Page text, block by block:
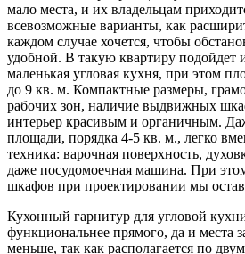
мало места, и их владельцам
всевозможные варианты, как
каждом случае хочется, чтобы
удобной. В такую квартиру подойдет
маленькая угловая кухня, при этом
до 9 кв. м. Компактные размеры,
рабочих зон, наличие выдвижных
интерьер красивым и органичным.
площади, порядка 4-5 кв. м., легко
техника: варочная поверхность,
даже посудомоечная машина. При
шкафов при проектировании мы
Кухонный гарнитур для угловой
функциональнее прямого, да и места
меньше, так как располагается по